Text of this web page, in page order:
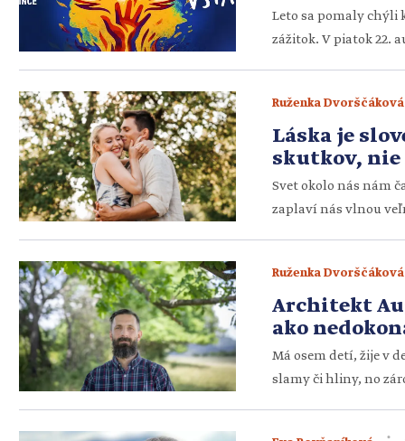
Leto sa pomaly chýli
zážitok. V piatok 22.
hudby, inšpirácie,
uprostred
Láska je
skutkov,
Ruženka Dvorščáková
Svet okolo nás nám
zaplaví nás vlnou
manželstva. Práve
kufre hneď, ako
Architekt
ako
strechu
Ruženka Dvorščáková
Má osem detí, žije v
slamy či hliny, no
depresiami a